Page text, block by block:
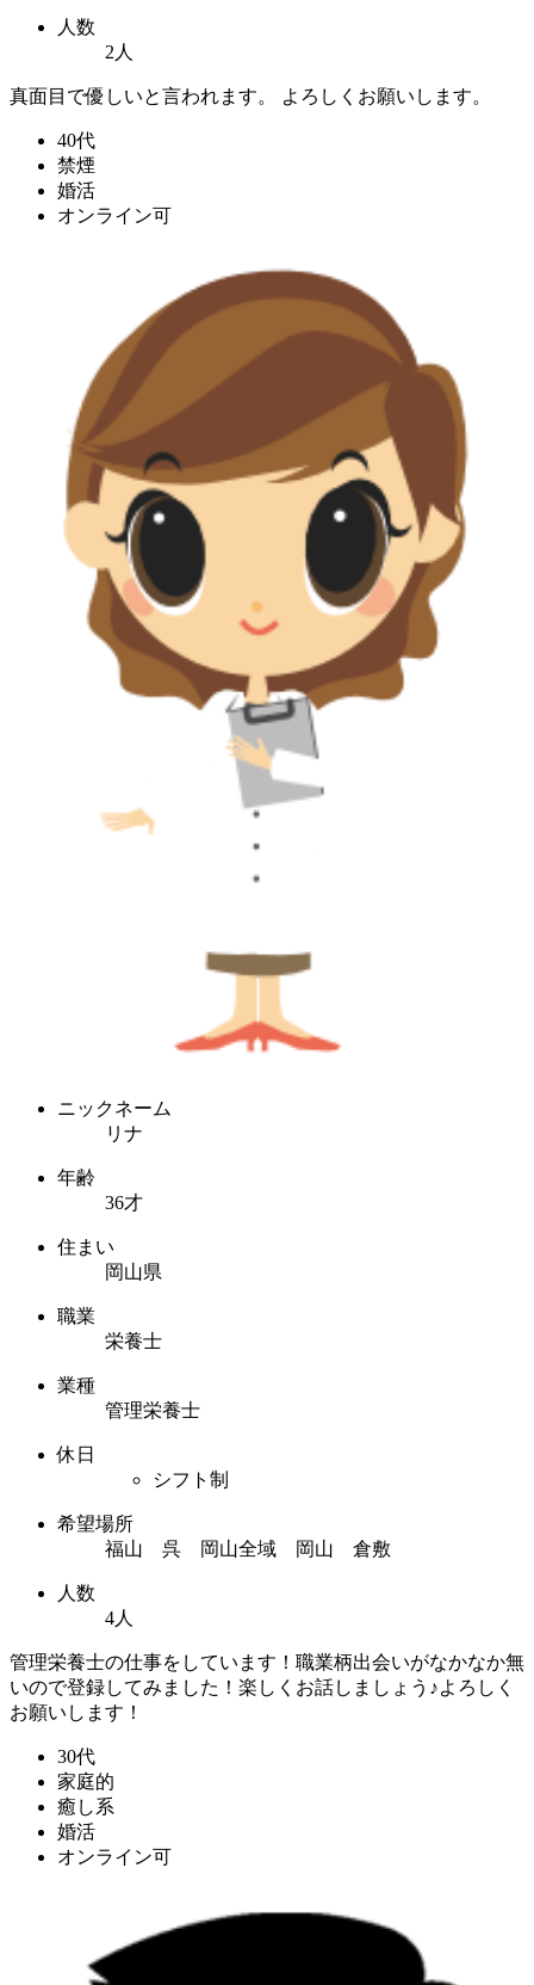
人数
2人
真面目で優しいと言われます。 よろしくお願いします。
40代
禁煙
婚活
オンライン可
ニックネーム
リナ
年齢
36才
住まい
岡山県
職業
栄養士
業種
管理栄養士
休日
シフト制
希望場所
福山 呉 岡山全域 岡山 倉敷
人数
4人
管理栄養士の仕事をしています！職業柄出会いがなかなか無
いので登録してみました！楽しくお話しましょう♪よろしく
お願いします！
30代
家庭的
癒し系
婚活
オンライン可